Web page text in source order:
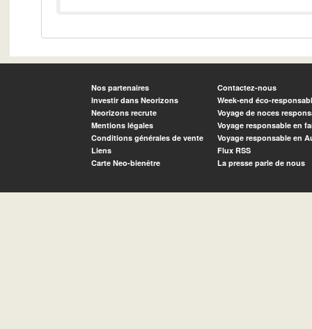
Nos partenaires
Investir dans Neorizons
Neorizons recrute
Mentions légales
Conditions générales de vente
Liens
Carte Neo-bienêtre
Contactez-nous
Week-end éco-
Voyage de noces
Voyage responsable en
Voyage responsable en
Flux RSS
La presse parle de nous